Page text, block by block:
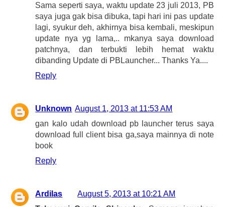
Sama seperti saya, waktu update 23 juli 2013, PB
saya juga gak bisa dibuka, tapi hari ini pas update
lagi, syukur deh, akhirnya bisa kembali, meskipun
update nya yg lama,.. mkanya saya download
patchnya, dan terbukti lebih hemat waktu
dibanding Update di PBLauncher... Thanks Ya....
Reply
Unknown August 1, 2013 at 11:53 AM
gan kalo udah download pb launcher terus saya
download full client bisa ga,saya mainnya di note
book
Reply
Ardilas
August 5, 2013 at 10:21 AM